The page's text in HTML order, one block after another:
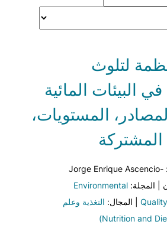
لتلوث
في البيئات المائية
المستويات،
المشتركة
2026 | المؤلف: Jorge Enrique Ascencio-
Environmental
| المجال: التغذية وعلم